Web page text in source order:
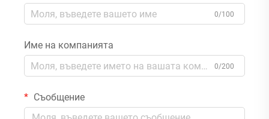
0/100
Име на компанията
0/200
Съобщение